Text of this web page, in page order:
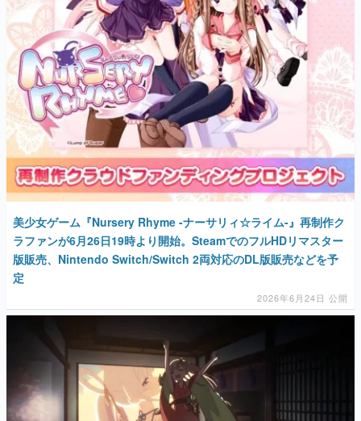
美少女ゲーム『Nursery Rhyme -ナーサリィ☆ライム-』再制作ク
ラファンが6月26日19時より開始。SteamでのフルHDリマスター
版販売、Nintendo Switch/Switch 2両対応のDL版販売などを予
定
2026年6月24日 公開